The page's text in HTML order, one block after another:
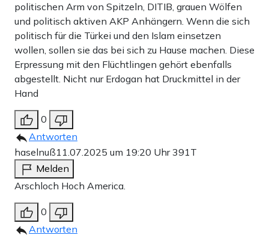
politischen Arm von Spitzeln, DITIB, grauen Wölfen
und politisch aktiven AKP Anhängern. Wenn die sich
politisch für die Türkei und den Islam einsetzen
wollen, sollen sie das bei sich zu Hause machen. Diese
Erpressung mit den Flüchtlingen gehört ebenfalls
abgestellt. Nicht nur Erdogan hat Druckmittel in der
Hand
0
Antworten
haselnuß11.07.2025 um 19:20 Uhr391T
Melden
Arschloch Hoch America.
0
Antworten